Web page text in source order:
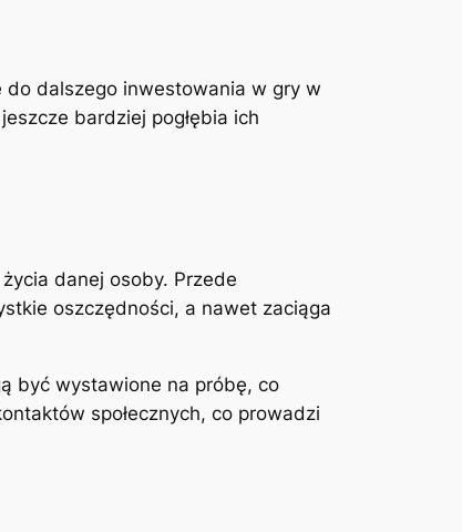
do dalszego inwestowania w gry w
bardziej pogłębia ich
danej osoby. Przede
oszczędności, a nawet zaciąga
być wystawione na próbę, co
społecznych, co prowadzi